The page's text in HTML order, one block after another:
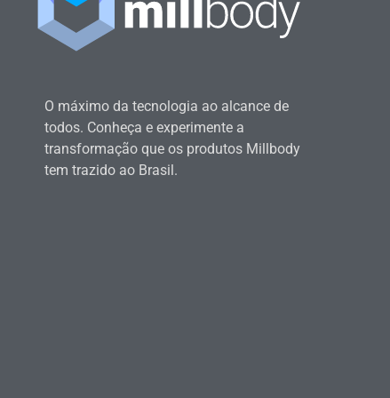
O máximo da tecnologia ao alcance de
todos. Conheça e experimente a
transformação que os produtos Millbody
tem trazido ao Brasil.